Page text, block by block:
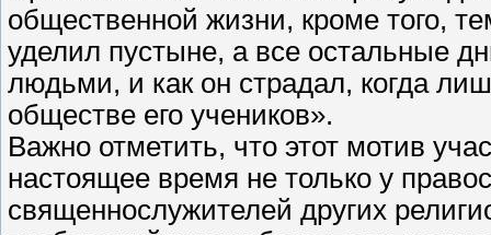
общественной жизни, кроме того,
уделил пустыне, а все остальные
людьми, и как он страдал, когда
обществе его учеников».
Важно отметить, что этот мотив
настоящее время не только у
священнослужителей других